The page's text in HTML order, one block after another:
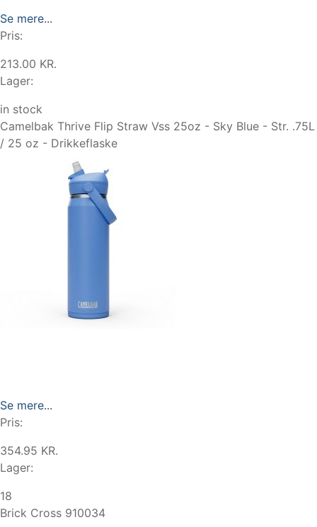
Se mere...
Pris:
213.00 KR.
Lager:
in stock
Camelbak Thrive Flip Straw Vss 25oz - Sky Blue - Str. .75L
/ 25 oz - Drikkeflaske
Se mere...
Pris:
354.95 KR.
Lager:
18
Brick Cross 910034